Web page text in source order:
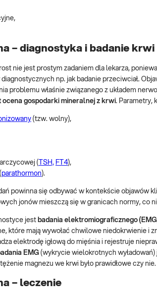
– diagnostyka i badanie krwi
nie jest prostym zadaniem dla lekarza,
np. jak badanie przeciwciał.
problemu właśnie związanego z układem
ocena gospodarki mineralnej z krwi. Parametry,
(tzw. wolny),
(TSH, FT4),
parathormon).
powinna się odbywać w kontekście objawów
jonów mieszczą się w granicach normy, co
jest badania elektromiograficznego
które mają wywołać chwilowe niedokrwienie i
elektrodę igłową do mięśnia i rejestruje
EMG (wykrycie wielokrotnych
magnezu we krwi było prawidłowe czy nie.
– leczenie